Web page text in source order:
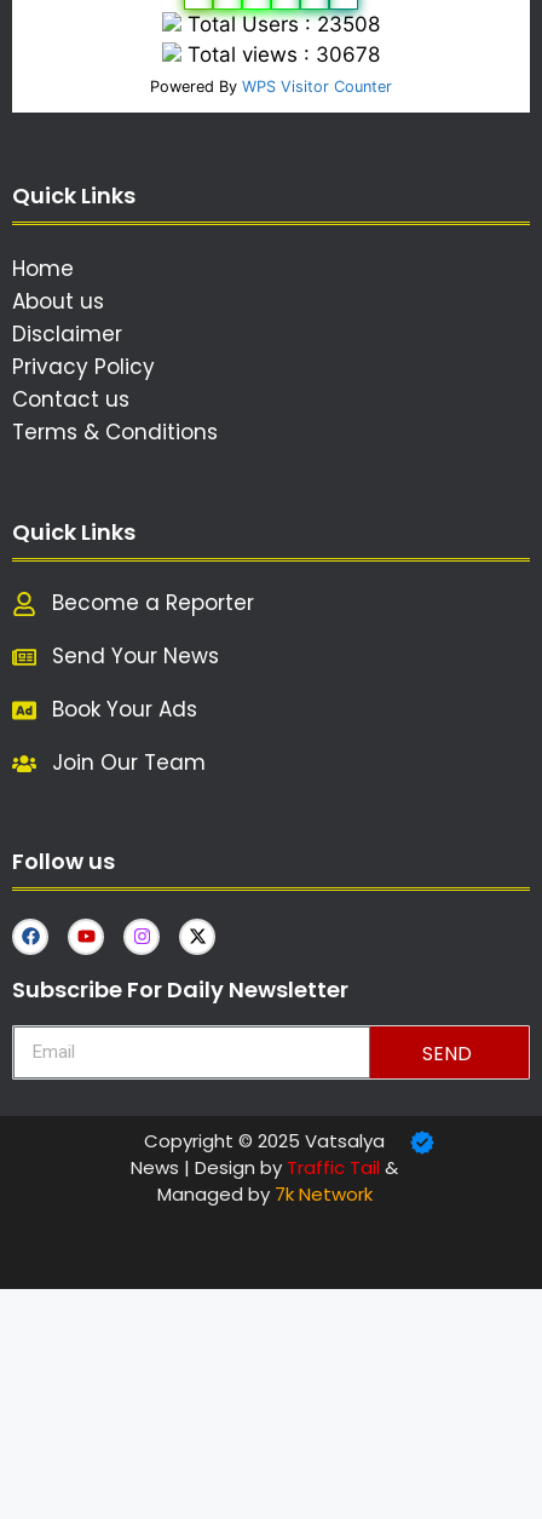
Total Users : 23508
Total views : 30678
Powered By WPS Visitor Counter
Quick Links
Home
About us
Disclaimer
Privacy Policy
Contact us
Terms & Conditions
Quick Links
Become a Reporter
Send Your News
Book Your Ads
Join Our Team
Follow us
Subscribe For Daily Newsletter
SEND
Copyright © 2025 Vatsalya
News | Design by Traffic Tail&
Managed by 7k Network